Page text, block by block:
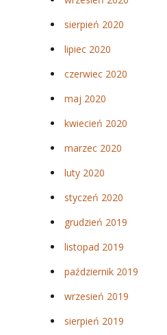
sierpień 2020
lipiec 2020
czerwiec 2020
maj 2020
kwiecień 2020
marzec 2020
luty 2020
styczeń 2020
grudzień 2019
listopad 2019
październik 2019
wrzesień 2019
sierpień 2019